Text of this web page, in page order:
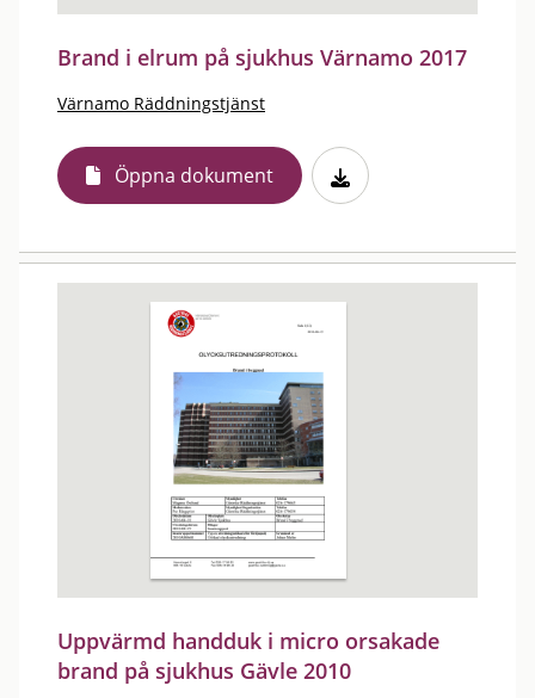
Brand i elrum på sjukhus Värnamo 2017
Värnamo Räddningstjänst
Öppna dokument
Uppvärmd handduk i micro orsakade
brand på sjukhus Gävle 2010